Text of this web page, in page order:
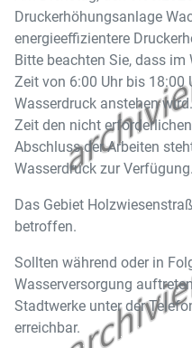
Druckerhöhungsanlage
energieeffizientere
Bitte beachten Sie, dass
Zeit von 6:00 Uhr bis 18:00
Wasserdruck anstehen
Zeit den nicht
Abschluss der Arbeiten
Wasserdruck zur Verfügung.
Das Gebiet
betroffen.
Sollten während oder in
Wasserversorgung
Stadtwerke unter der
erreichbar.